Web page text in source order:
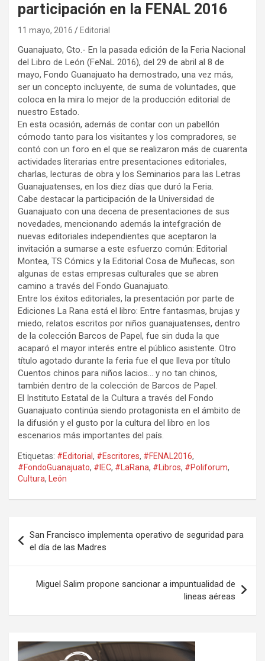
participación en la FENAL 2016
11 mayo, 2016 Editorial
Guanajuato, Gto.- En la pasada edición de la Feria Nacional
del Libro de León (FeNaL 2016), del 29 de abril al 8 de
mayo, Fondo Guanajuato ha demostrado, una vez más,
ser un concepto incluyente, de suma de voluntades, que
coloca en la mira lo mejor de la producción editorial de
nuestro Estado.
En esta ocasión, además de contar con un pabellón
cómodo tanto para los visitantes y los compradores, se
contó con un foro en el que se realizaron más de cuarenta
actividades literarias entre presentaciones editoriales,
charlas, lecturas de obra y los Seminarios para las Letras
Guanajuatenses, en los diez días que duró la Feria.
Cabe destacar la participación de la Universidad de
Guanajuato con una decena de presentaciones de sus
novedades, mencionando además la intefgración de
nuevas editoriales independientes que aceptaron la
invitación a sumarse a este esfuerzo común: Editorial
Montea, TS Cómics y la Editorial Cosa de Muñecas, son
algunas de estas empresas culturales que se abren
camino a través del Fondo Guanajuato.
Entre los éxitos editoriales, la presentación por parte de
Ediciones La Rana está el libro: Entre fantasmas, brujas y
miedo, relatos escritos por niños guanajuatenses, dentro
de la colección Barcos de Papel, fue sin duda la que
acaparó el mayor interés entre el público asistente. Otro
título agotado durante la feria fue el que lleva por título
Cuentos chinos para niños lacios… y no tan chinos,
también dentro de la colección de Barcos de Papel.
El Instituto Estatal de la Cultura a través del Fondo
Guanajuato continúa siendo protagonista en el ámbito de
la difusión y el gusto por la cultura del libro en los
escenarios más importantes del país.
Etiquetas: #Editorial, #Escritores, #FENAL2016,
#FondoGuanajuato, #IEC, #LaRana, #Libros, #Poliforum,
Cultura, León
de
entradas
San Francisco implementa operativo de seguridad para
el día de las Madres
Miguel Salim propone sancionar a impuntualidad de
lineas aéreas